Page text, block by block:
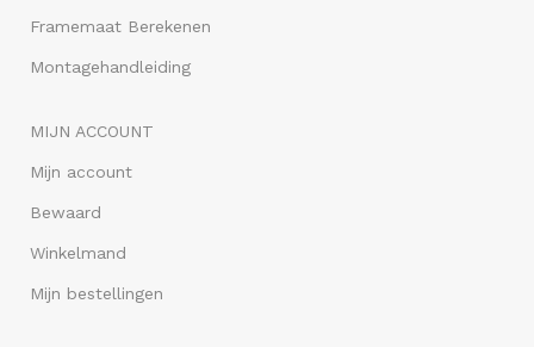
Framemaat Berekenen
Montagehandleiding
MIJN ACCOUNT
Mijn account
Bewaard
Winkelmand
Mijn bestellingen